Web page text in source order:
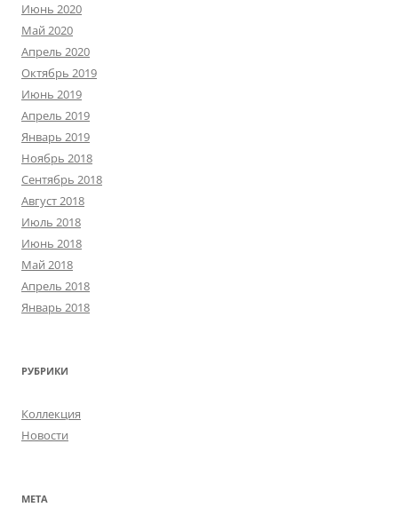
Июнь 2020
Май 2020
Апрель 2020
Октябрь 2019
Июнь 2019
Апрель 2019
Январь 2019
Ноябрь 2018
Сентябрь 2018
Август 2018
Июль 2018
Июнь 2018
Май 2018
Апрель 2018
Январь 2018
РУБРИКИ
Коллекция
Новости
МЕТА